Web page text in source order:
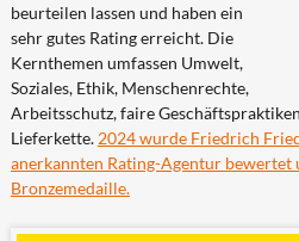
beurteilen lassen und haben ein
sehr gutes Rating erreicht. Die
Kernthemen umfassen Umwelt,
Soziales, Ethik, Menschenrechte,
Arbeitsschutz, faire
Lieferkette. 2024 wurde Friedrich
anerkannten Rating-Agentur bewertet
Bronzemedaille.